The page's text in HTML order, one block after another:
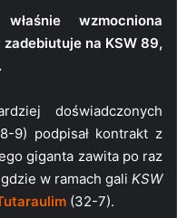
wzmocniona
na KSW 89,
doświadczonych
9) podpisał kontrakt z
giganta zawita po raz
w ramach gali KSW
(32-7).